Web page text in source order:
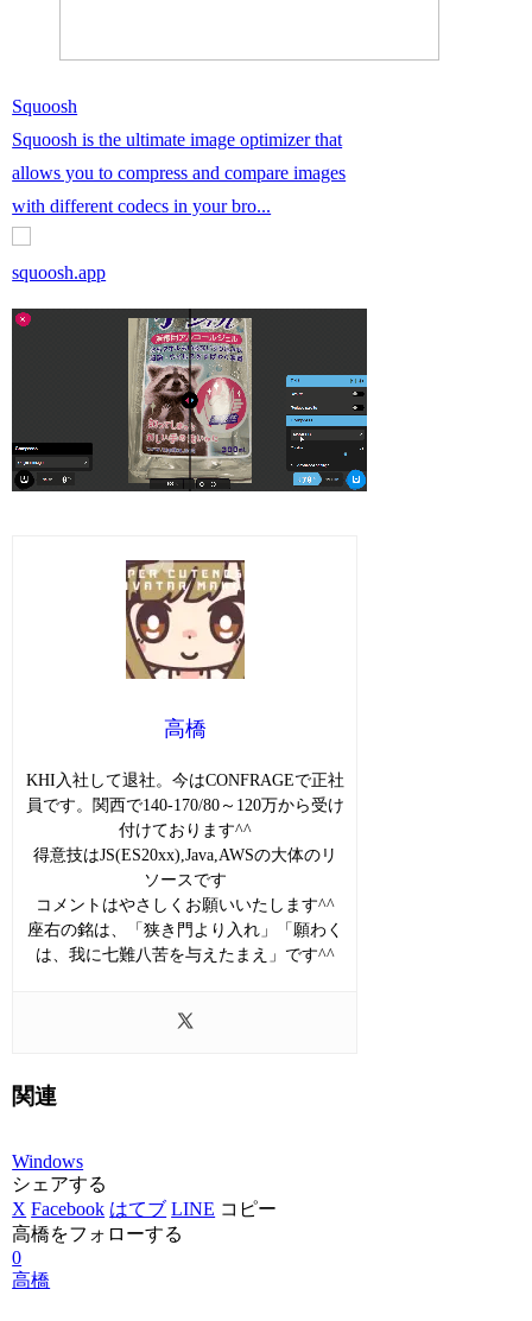
Squoosh
Squoosh is the ultimate image optimizer that
allows you to compress and compare images
with different codecs in your bro...
squoosh.app
高橋
KHI入社して退社。今はCONFRAGEで正社
員です。関西で140-170/80～120万から受け
付けております^^
得意技はJS(ES20xx),Java,AWSの大体のリ
ソースです
コメントはやさしくお願いいたします^^
座右の銘は、「狭き門より入れ」「願わく
は、我に七難八苦を与えたまえ」です^^
関連
Windows
シェアする
X Facebook はてブ LINE コピー
高橋をフォローする
0
高橋